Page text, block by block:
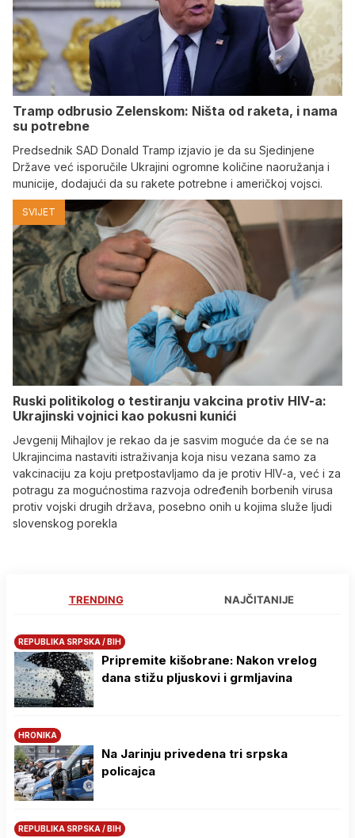
Tramp odbrusio Zelenskom: Ništa od raketa, i nama
su potrebne
Predsednik SAD Donald Tramp izjavio je da su Sjedinjene
Države već isporučile Ukrajini ogromne količine naoružanja i
municije, dodajući da su rakete potrebne i američkoj vojsci.
SVIJET
Ruski politikolog o testiranju vakcina protiv HIV-a:
Ukrajinski vojnici kao pokusni kunići
Jevgenij Mihajlov je rekao da je sasvim moguće da će se na
Ukrajincima nastaviti istraživanja koja nisu vezana samo za
vakcinaciju za koju pretpostavljamo da je protiv HIV-a, već i za
potragu za mogućnostima razvoja određenih borbenih virusa
protiv vojski drugih država, posebno onih u kojima služe ljudi
slovenskog porekla
TRENDING NAJČITANIJE
REPUBLIKA SRPSKA / BIH
Pripremite kišobrane: Nakon vrelog
dana stižu pljuskovi i grmljavina
HRONIKA
Na Јarinju privedena tri srpska
policajca
REPUBLIKA SRPSKA / BIH